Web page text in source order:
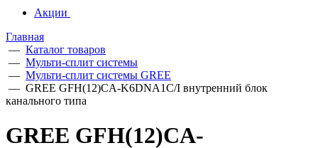
Акции
Главная
— Каталог товаров
— Мульти-сплит системы
— Мульти-сплит системы GREE
— GREE GFH(12)CA-K6DNA1C/I внутренний блок
канального типа
GREE GFH(12)CA-